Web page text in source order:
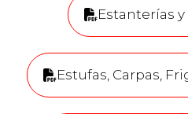
Estanterías
Estufas, Carpas,